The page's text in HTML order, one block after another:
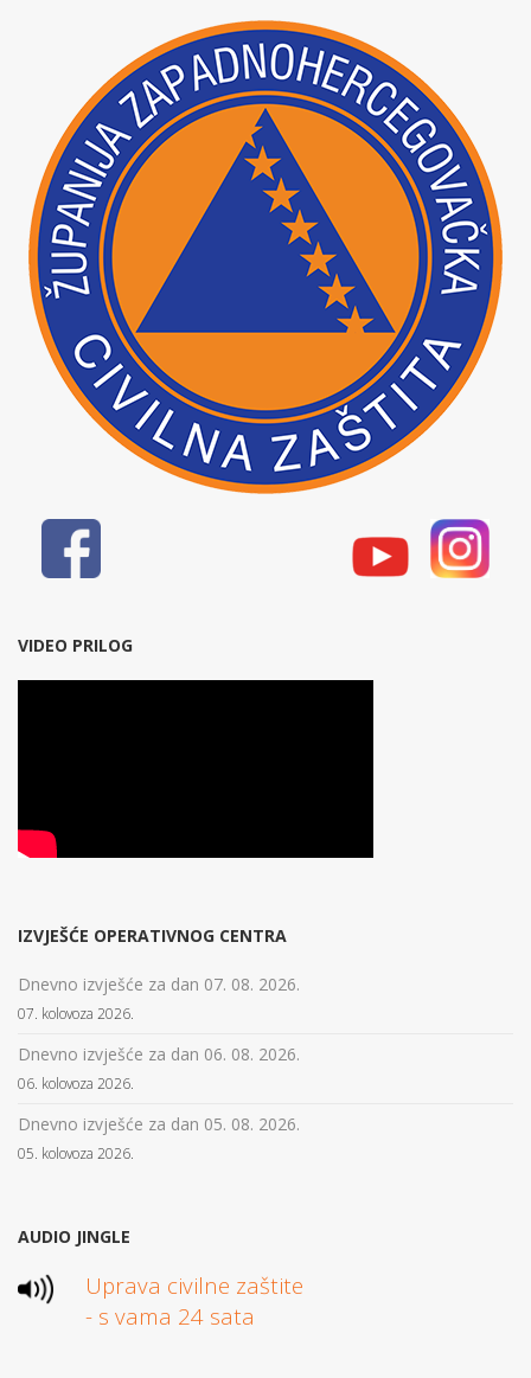
VIDEO PRILOG
IZVJEŠĆE OPERATIVNOG CENTRA
Dnevno izvješće za dan 07. 08. 2026.
07. kolovoza 2026.
Dnevno izvješće za dan 06. 08. 2026.
06. kolovoza 2026.
Dnevno izvješće za dan 05. 08. 2026.
05. kolovoza 2026.
AUDIO JINGLE
Uprava civilne zaštite
- s vama 24 sata